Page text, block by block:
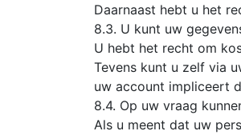
Daarnaast hebt u het
8.3. U kunt uw
U hebt het recht om
Tevens kunt u zelf via
uw account impliceert
8.4. Op uw vraag
Als u meent dat uw